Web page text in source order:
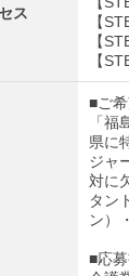
ス
【
【
【
■ご
「
県に
ジャ
対に
タン
ン）
■応